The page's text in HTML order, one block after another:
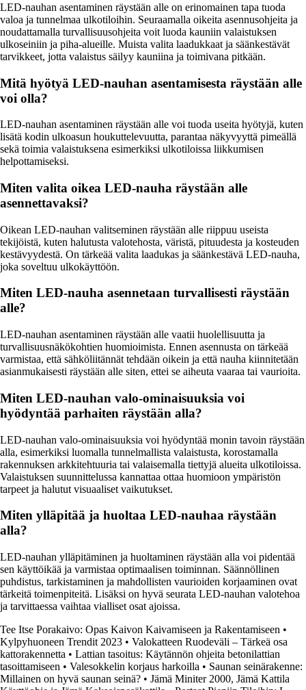
LED-nauhan asentaminen räystään alle on erinomainen tapa tuoda
valoa ja tunnelmaa ulkotiloihin. Seuraamalla oikeita asennusohjeita ja
noudattamalla turvallisuusohjeita voit luoda kauniin valaistuksen
ulkoseiniin ja piha-alueille. Muista valita laadukkaat ja säänkestävät
tarvikkeet, jotta valaistus säilyy kauniina ja toimivana pitkään.
Mitä hyötyä LED-nauhan asentamisesta räystään alle
voi olla?
LED-nauhan asentaminen räystään alle voi tuoda useita hyötyjä, kuten
lisätä kodin ulkoasun houkuttelevuutta, parantaa näkyvyyttä pimeällä
sekä toimia valaistuksena esimerkiksi ulkotiloissa liikkumisen
helpottamiseksi.
Miten valita oikea LED-nauha räystään alle
asennettavaksi?
Oikean LED-nauhan valitseminen räystään alle riippuu useista
tekijöistä, kuten halutusta valotehosta, väristä, pituudesta ja kosteuden
kestävyydestä. On tärkeää valita laadukas ja säänkestävä LED-nauha,
joka soveltuu ulkokäyttöön.
Miten LED-nauha asennetaan turvallisesti räystään
alle?
LED-nauhan asentaminen räystään alle vaatii huolellisuutta ja
turvallisuusnäkökohtien huomioimista. Ennen asennusta on tärkeää
varmistaa, että sähköliitännät tehdään oikein ja että nauha kiinnitetään
asianmukaisesti räystään alle siten, ettei se aiheuta vaaraa tai vaurioita.
Miten LED-nauhan valo-ominaisuuksia voi
hyödyntää parhaiten räystään alla?
LED-nauhan valo-ominaisuuksia voi hyödyntää monin tavoin räystään
alla, esimerkiksi luomalla tunnelmallista valaistusta, korostamalla
rakennuksen arkkitehtuuria tai valaisemalla tiettyjä alueita ulkotiloissa.
Valaistuksen suunnittelussa kannattaa ottaa huomioon ympäristön
tarpeet ja halutut visuaaliset vaikutukset.
Miten ylläpitää ja huoltaa LED-nauhaa räystään
alla?
LED-nauhan ylläpitäminen ja huoltaminen räystään alla voi pidentää
sen käyttöikää ja varmistaa optimaalisen toiminnan. Säännöllinen
puhdistus, tarkistaminen ja mahdollisten vaurioiden korjaaminen ovat
tärkeitä toimenpiteitä. Lisäksi on hyvä seurata LED-nauhan valotehoa
ja tarvittaessa vaihtaa vialliset osat ajoissa.
Tee Itse Porakaivo: Opas Kaivon Kaivamiseen ja Rakentamiseen •
Kylpyhuoneen Trendit 2023 • Valokatteen Ruodeväli – Tärkeä osa
kattorakennetta • Lattian tasoitus: Käytännön ohjeita betonilattian
tasoittamiseen • Valesokkelin korjaus harkoilla • Saunan seinärakenne:
Millainen on hyvä saunan seinä? • Jämä Miniter 2000, Jämä Kattila